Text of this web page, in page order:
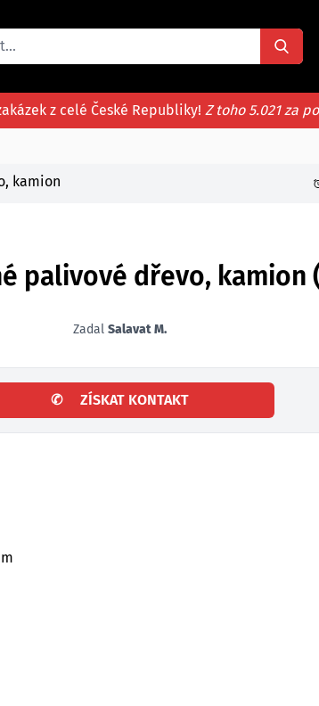
z celé České Republiky! Z toho 5.021 za
kamion
palivové dřevo, kamion
Zadal Salavat M.
✆ ZÍSKAT KONTAKT